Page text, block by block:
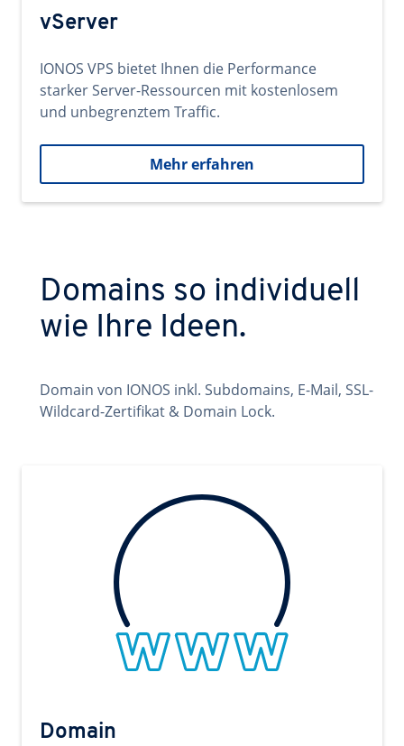
vServer
IONOS VPS bietet Ihnen die Performance
starker Server-Ressourcen mit kostenlosem
und unbegrenztem Traffic.
Mehr erfahren
Domains so individuell
wie Ihre Ideen.
Domain von IONOS inkl. Subdomains, E-Mail, SSL-
Wildcard-Zertifikat & Domain Lock.
Domain